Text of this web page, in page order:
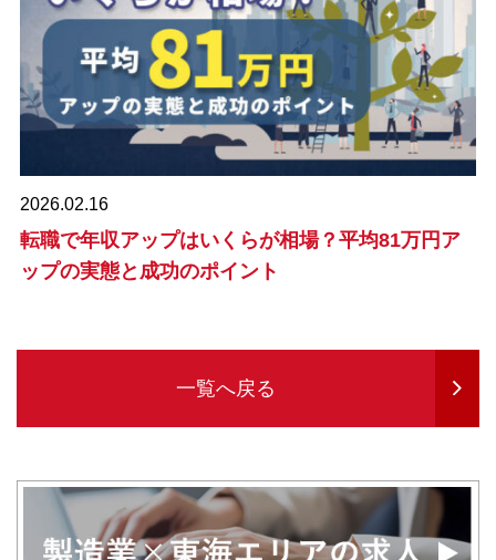
2026.02.16
転職で年収アップはいくらが相場？平均81万円ア
ップの実態と成功のポイント
一覧へ戻る